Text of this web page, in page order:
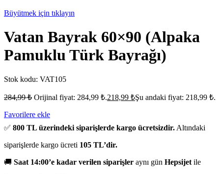
Büyütmek için tıklayın
Vatan Bayrak 60×90 (Alpaka
Pamuklu Türk Bayrağı)
Stok kodu: VAT105
284,99₺ Orijinal fiyat: 284,99 ₺.218,99 ₺Şu andaki fiyat: 218,99 ₺.
Favorilere ekle
✅ 800 TL üzerindeki siparişlerde kargo ücretsizdir. Altındaki
siparişlerde kargo ücreti 105 TL’dir.
🚚 Saat 14:00’e kadar verilen siparişler aynı gün Hepsijet ile